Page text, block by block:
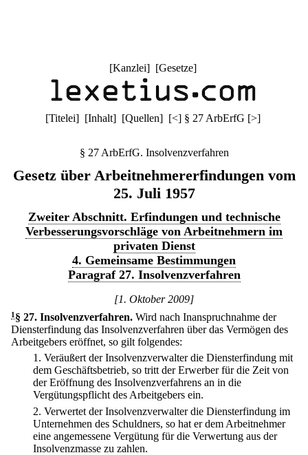
[Kanzlei] [Gesetze]
[Titelei] [Inhalt] [Quellen] [<] § 27 ArbErfG [>]
§ 27 ArbErfG. Insolvenzverfahren
Gesetz über Arbeitnehmererfindungen vom
25. Juli 1957
Zweiter Abschnitt. Erfindungen und technische
Verbesserungsvorschläge von Arbeitnehmern im
privaten Dienst
4. Gemeinsame Bestimmungen
Paragraf 27. Insolvenzverfahren
[1. Oktober 2009]
1 § 27. Insolvenzverfahren. Wird nach Inanspruchnahme der
Diensterfindung das Insolvenzverfahren über das Vermögen des
Arbeitgebers eröffnet, so gilt folgendes:
1. Veräußert der Insolvenzverwalter die Diensterfindung mit
dem Geschäftsbetrieb, so tritt der Erwerber für die Zeit von
der Eröffnung des Insolvenzverfahrens an in die
Vergütungspflicht des Arbeitgebers ein.
2. Verwertet der Insolvenzverwalter die Diensterfindung im
Unternehmen des Schuldners, so hat er dem Arbeitnehmer
eine angemessene Vergütung für die Verwertung aus der
Insolvenzmasse zu zahlen.